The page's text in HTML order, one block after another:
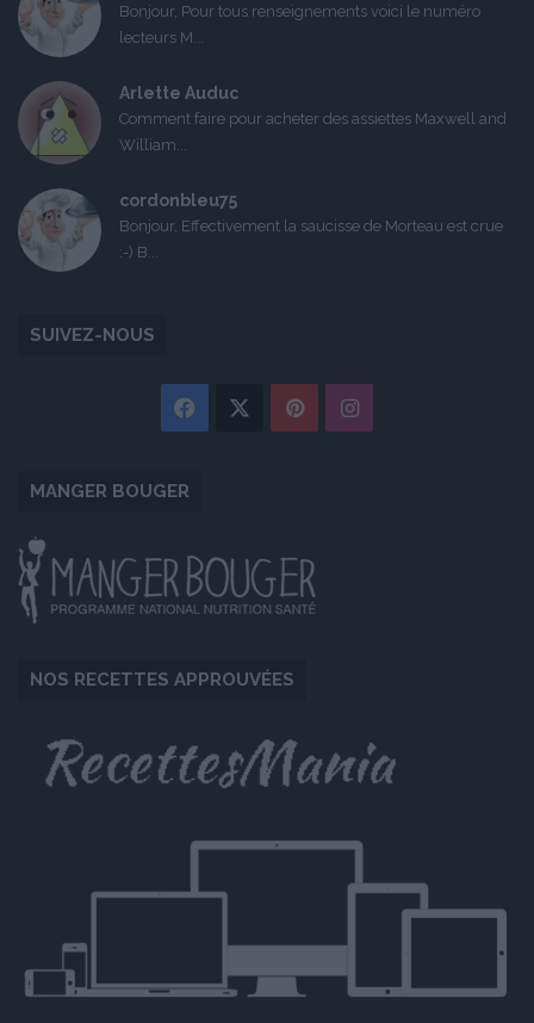
Bonjour, Pour tous renseignements voici le numéro
lecteurs M...
Arlette Auduc
Comment faire pour acheter des assiettes Maxwell and
William...
cordonbleu75
Bonjour, Effectivement la saucisse de Morteau est crue
:-) B...
SUIVEZ-NOUS
Facebook PinterestInstagram
MANGER BOUGER
NOS RECETTES APPROUVÉES